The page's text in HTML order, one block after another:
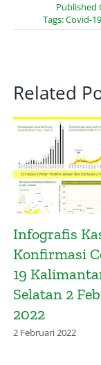
Published
Tags:Covid-19
Related
Infografis:
Ekonomi
Triwulan I
-0,74%